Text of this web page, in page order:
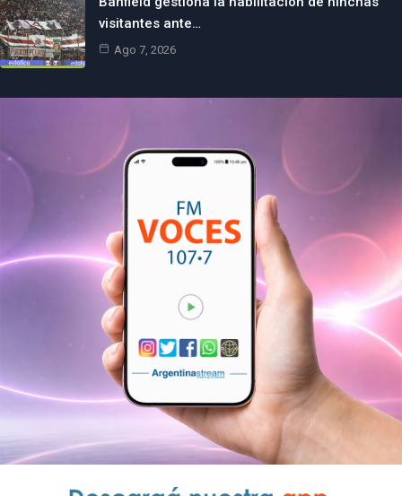
visitantes ante…
Ago 7, 2026